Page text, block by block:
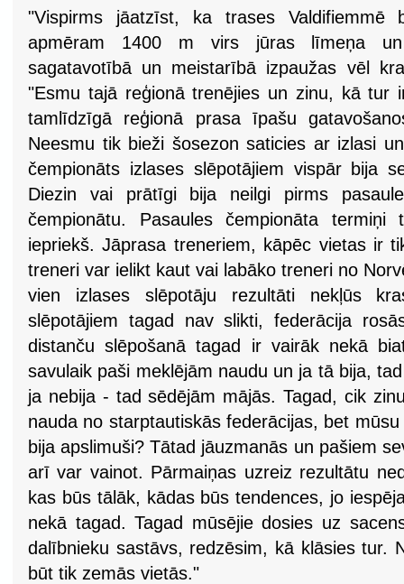
"Vispirms jāatzīst, ka trases
apmēram 1400 m virs jūras līmeņa
sagatavotībā un meistarībā izpaužas vēl
"Esmu tajā reģionā trenējies un zinu, kā tur
tamlīdzīgā reģionā prasa īpašu
Neesmu tik bieži šosezon saticies ar izlasi
čempionāts izlases slēpotājiem vispār bija
Diezin vai prātīgi bija neilgi pirms
čempionātu. Pasaules čempionāta
iepriekš. Jāprasa treneriem, kāpēc vietas ir
treneri var ielikt kaut vai labāko treneri no
vien izlases slēpotāju rezultāti nekļūs
slēpotājiem tagad nav slikti, federācija
distanču slēpošanā tagad ir vairāk nekā
savulaik paši meklējām naudu un ja tā bija,
ja nebija - tad sēdējām mājās. Tagad, cik
nauda no starptautiskās federācijas, bet
bija apslimuši? Tātad jāuzmanās un pašiem
arī var vainot. Pārmaiņas uzreiz rezultātu
kas būs tālāk, kādas būs tendences, jo
nekā tagad. Tagad mūsējie dosies uz
dalībnieku sastāvs, redzēsim, kā klāsies tur.
būt tik zemās vietās."